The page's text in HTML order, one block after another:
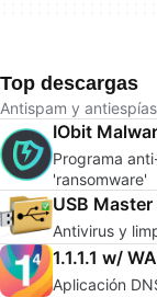
Top descargas
Antispam y
IObit
Programa
'ransomware'
USB Master
Antivirus y
1.1.1.1 w/
Aplicación